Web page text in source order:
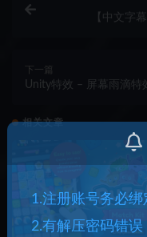
【中文字
下一篇
Unity特效 – 屏幕雨滴特
相关文章
1.注册账号务必绑
2.有解压密码错